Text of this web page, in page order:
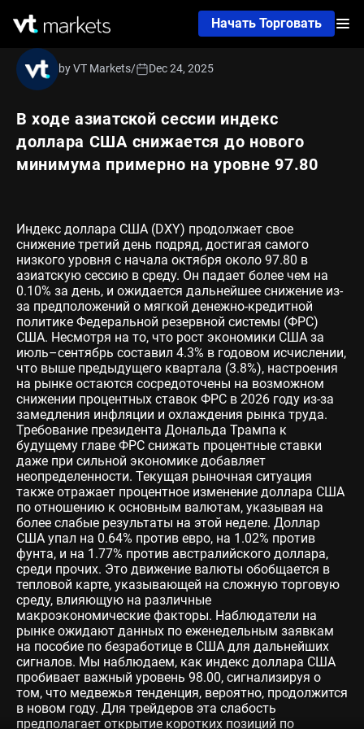
Начать Торговать
В ходе азиатской сессии индекс
доллара США снижается до нового
минимума примерно на уровне 97.80
by VT Markets/ Dec 24, 2025
Индекс доллара США (DXY) продолжает свое
снижение третий день подряд, достигая самого
низкого уровня с начала октября около 97.80 в
азиатскую сессию в среду. Он падает более чем на
0.10% за день, и ожидается дальнейшее снижение из-
за предположений о мягкой денежно-кредитной
политике Федеральной резервной системы (ФРС)
США. Несмотря на то, что рост экономики США за
июль–сентябрь составил 4.3% в годовом исчислении,
что выше предыдущего квартала (3.8%), настроения
на рынке остаются сосредоточены на возможном
снижении процентных ставок ФРС в 2026 году из-за
замедления инфляции и охлаждения рынка труда.
Требование президента Дональда Трампа к
будущему главе ФРС снижать процентные ставки
даже при сильной экономике добавляет
неопределенности. Текущая рыночная ситуация
также отражает процентное изменение доллара США
по отношению к основным валютам, указывая на
более слабые результаты на этой неделе. Доллар
США упал на 0.64% против евро, на 1.02% против
фунта, и на 1.77% против австралийского доллара,
среди прочих. Это движение валюты обобщается в
тепловой карте, указывающей на сложную торговую
среду, влияющую на различные
макроэкономические факторы. Наблюдатели на
рынке ожидают данных по еженедельным заявкам
на пособие по безработице в США для дальнейших
сигналов. Мы наблюдаем, как индекс доллара США
пробивает важный уровень 98.00, сигнализируя о
том, что медвежья тенденция, вероятно, продолжится
в новом году. Для трейдеров эта слабость
предполагает открытие коротких позиций по